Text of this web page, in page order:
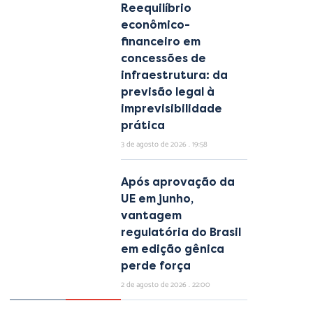
Reequilíbrio
econômico-
financeiro em
concessões de
infraestrutura: da
previsão legal à
imprevisibilidade
prática
3 de agosto de 2026 19:58
Após aprovação da
UE em junho,
vantagem
regulatória do Brasil
em edição gênica
perde força
2 de agosto de 2026 22:00